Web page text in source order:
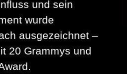
und sein
wurde
ausgezeichnet –
20 Grammys und